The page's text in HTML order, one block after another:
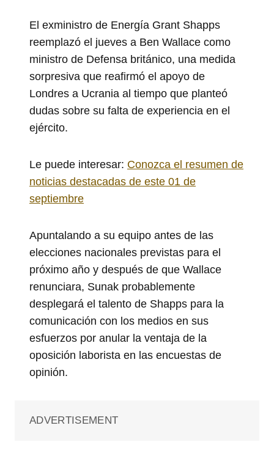
El exministro de Energía Grant Shapps
reemplazó el jueves a Ben Wallace como
ministro de Defensa británico, una medida
sorpresiva que reafirmó el apoyo de
Londres a Ucrania al tiempo que planteó
dudas sobre su falta de experiencia en el
ejército.
Le puede interesar: Conozca el resumen de
noticias destacadas de este 01 de
septiembre
Apuntalando a su equipo antes de las
elecciones nacionales previstas para el
próximo año y después de que Wallace
renunciara, Sunak probablemente
desplegará el talento de Shapps para la
comunicación con los medios en sus
esfuerzos por anular la ventaja de la
oposición laborista en las encuestas de
opinión.
ADVERTISEMENT